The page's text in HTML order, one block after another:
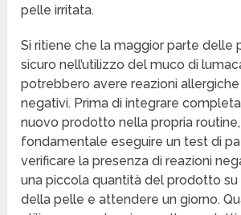
pelle irritata.
Si ritiene che la maggior parte delle
sicuro nell’utilizzo del muco di
potrebbero avere reazioni
negativi. Prima di integrare
nuovo prodotto nella propria
fondamentale eseguire un test di
verificare la presenza di reazioni
una piccola quantità del prodotto su
della pelle e attendere un giorno.